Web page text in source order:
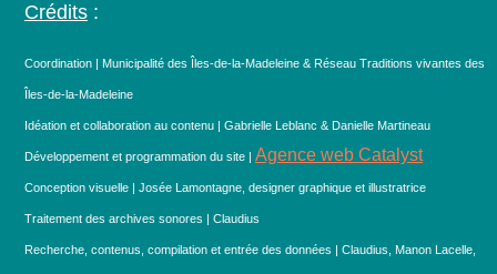
Crédits :
Coordination | Municipalité des Îles-de-la-Madeleine & Réseau Traditions vivantes des
Îles-de-la-Madeleine
Idéation et collaboration au contenu | Gabrielle Leblanc & Danielle Martineau
Développement et programmation du site | Agence web Catalyst
Conception visuelle | Josée Lamontagne, designer graphique et illustratrice
Traitement des archives sonores | Claudius
Recherche, contenus, compilation et entrée des données | Claudius, Manon Lacelle,